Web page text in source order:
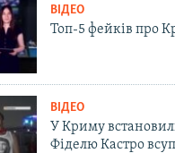
ВІДЕО
Топ-5 фейків про
ВІДЕО
У Криму
Фіделю Кастро